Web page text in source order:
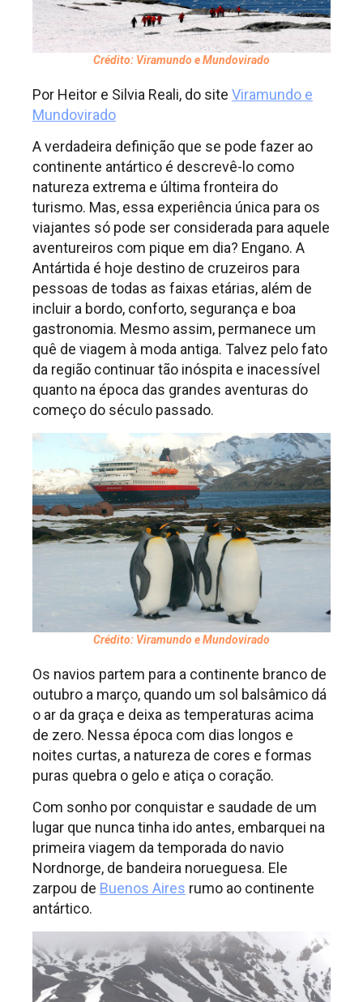
Crédito: Viramundo e Mundovirado
Por Heitor e Silvia Reali, do site Viramundo e
Mundovirado
A verdadeira definição que se pode fazer ao
continente antártico é descrevê-lo como
natureza extrema e última fronteira do
turismo. Mas, essa experiência única para os
viajantes só pode ser considerada para aquele
aventureiros com pique em dia? Engano. A
Antártida é hoje destino de cruzeiros para
pessoas de todas as faixas etárias, além de
incluir a bordo, conforto, segurança e boa
gastronomia. Mesmo assim, permanece um
quê de viagem à moda antiga. Talvez pelo fato
da região continuar tão inóspita e inacessível
quanto na época das grandes aventuras do
começo do século passado.
Crédito: Viramundo e Mundovirado
Os navios partem para a continente branco de
outubro a março, quando um sol balsâmico dá
o ar da graça e deixa as temperaturas acima
de zero. Nessa época com dias longos e
noites curtas, a natureza de cores e formas
puras quebra o gelo e atiça o coração.
Com sonho por conquistar e saudade de um
lugar que nunca tinha ido antes, embarquei na
primeira viagem da temporada do navio
Nordnorge, de bandeira norueguesa. Ele
zarpou de Buenos Aires rumo ao continente
antártico.